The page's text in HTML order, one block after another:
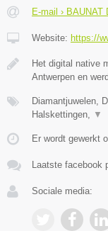
E-mail › BAUNAT
Website: https://
Het digital native
Antwerpen en
Diamantjuwelen,
Halskettingen, ▼
Er wordt gewerkt
Laatste facebook
Sociale media: